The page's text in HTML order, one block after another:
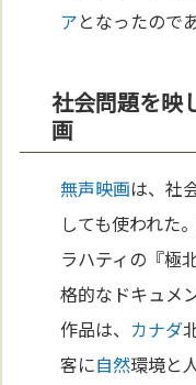
アとなったので
社会問題を映
画
無声映画は、社
しても使われた
ラハティの『極
格的なドキュメ
作品は、 カナダ
客に自然環境と